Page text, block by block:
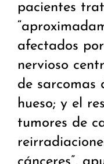
pacientes
afectados
nervioso
de sarcomas
hueso; y el
tumores de